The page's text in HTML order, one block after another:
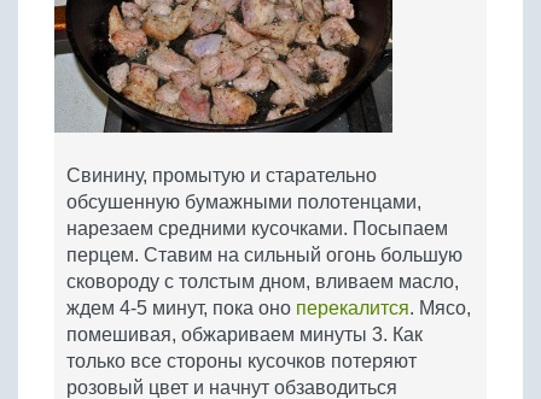
Свинину, промытую и старательно
обсушенную бумажными полотенцами,
нарезаем средними кусочками. Посыпаем
перцем. Ставим на сильный огонь большую
сковороду с толстым дном, вливаем масло,
ждем 4-5 минут, пока оно перекалится. Мясо,
помешивая, обжариваем минуты 3. Как
только все стороны кусочков потеряют
розовый цвет и начнут обзаводиться